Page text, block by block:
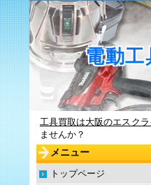
電動
工具買取は大阪のエスク
ませんか？
メニュー
トップページ